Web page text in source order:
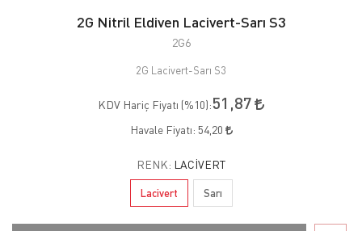
2G Nitril Eldiven Lacivert-Sarı S3
2G6
2G Lacivert-Sarı S3
KDV Hariç Fiyatı (%10):51,87
Havale Fiyatı: 54,20
RENK: LACIVERT
Lacivert Sarı